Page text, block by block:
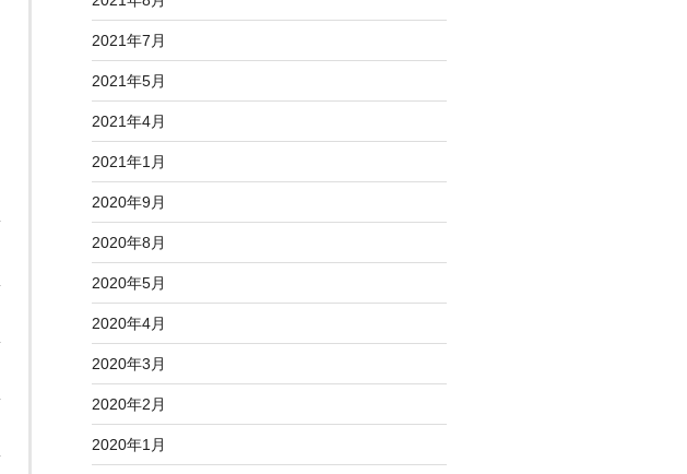
2021年7月
2021年5月
2021年4月
2021年1月
2020年9月
2020年8月
2020年5月
2020年4月
2020年3月
2020年2月
2020年1月